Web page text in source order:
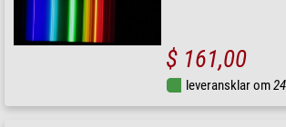
$ 161,00
leveransklar om